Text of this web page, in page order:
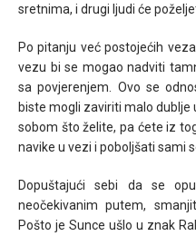
sretnima, i drugi ljudi će
Po pitanju već postojećih
vezu bi se mogao nadviti
sa povjerenjem. Ovo se
biste mogli zaviriti malo dublje
sobom što želite, pa ćete iz
navike u vezi i poboljšati sami
Dopuštajući sebi da se
neočekivanim putem,
Pošto je Sunce ušlo u znak